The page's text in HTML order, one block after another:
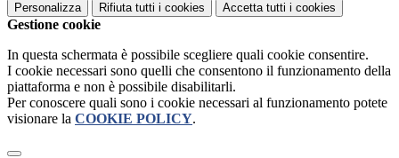
Personalizza Rifiuta tutti i cookies Accetta tutti i cookies
Gestione cookie
In questa schermata è possibile scegliere quali cookie consentire.
I cookie necessari sono quelli che consentono il funzionamento della
piattaforma e non è possibile disabilitarli.
Per conoscere quali sono i cookie necessari al funzionamento potete
visionare la COOKIE POLICY.